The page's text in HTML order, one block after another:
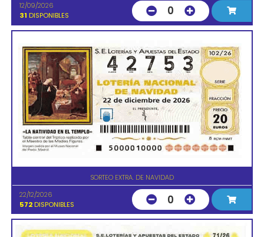
12/09/2026
31 DISPONIBLES 0
SORTEO EXTRA. DE NAVIDAD
22/12/2026
572 DISPONIBLES 0